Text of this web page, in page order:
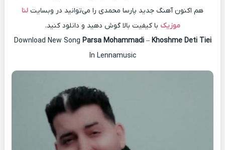
هم اکنون آهنگ جدید پارسا محمدی را می‌توانید در وبسایت لنا
موزیک با کیفیت بالا گوش دهید و دانلود کنید.
Download New Song Parsa Mohammadi– Khoshme Deti Tiei
In Lennamusic